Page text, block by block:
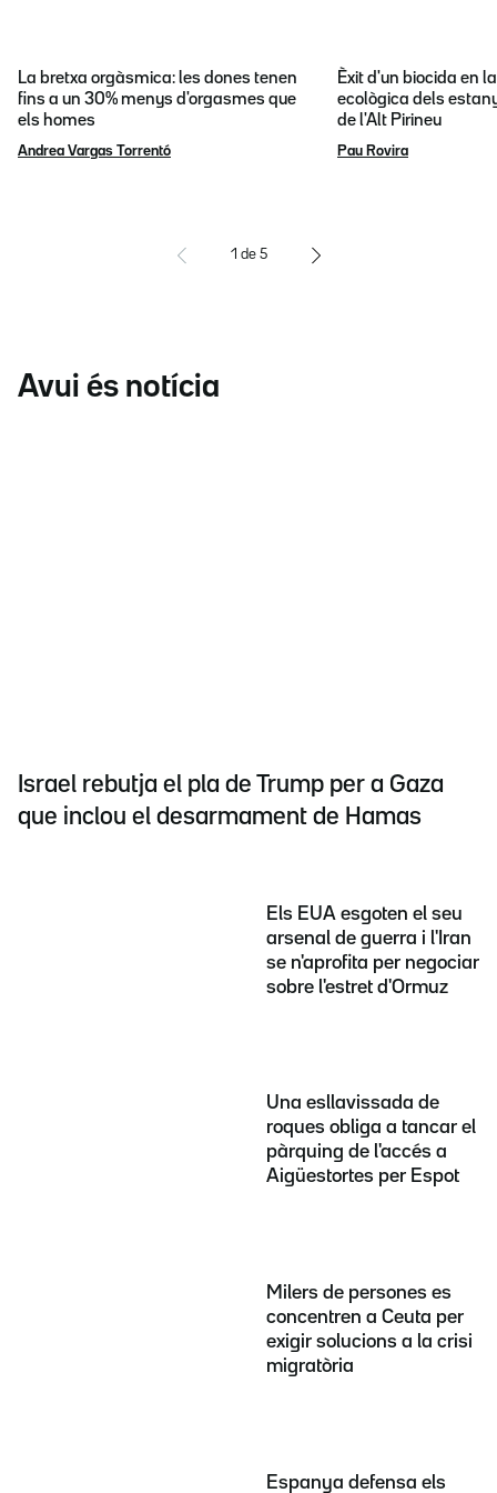
La bretxa orgàsmica: les dones tenen
fins a un 30% menys d'orgasmes que
els homes
Andrea Vargas Torrentó
Èxit d'un biocida en
ecològica dels
de l'Alt Pirineu
Pau Rovira
1 de 5
Avui és notícia
Israel rebutja el pla de Trump per a Gaza
que inclou el desarmament de Hamas
Els EUA esgoten el seu
arsenal de guerra i l'Iran
se n'aprofita per negociar
sobre l'estret d'Ormuz
Una esllavissada de
roques obliga a tancar el
pàrquing de l'accés a
Aigüestortes per Espot
Milers de persones es
concentren a Ceuta per
exigir solucions a la crisi
migratòria
Espanya defensa els